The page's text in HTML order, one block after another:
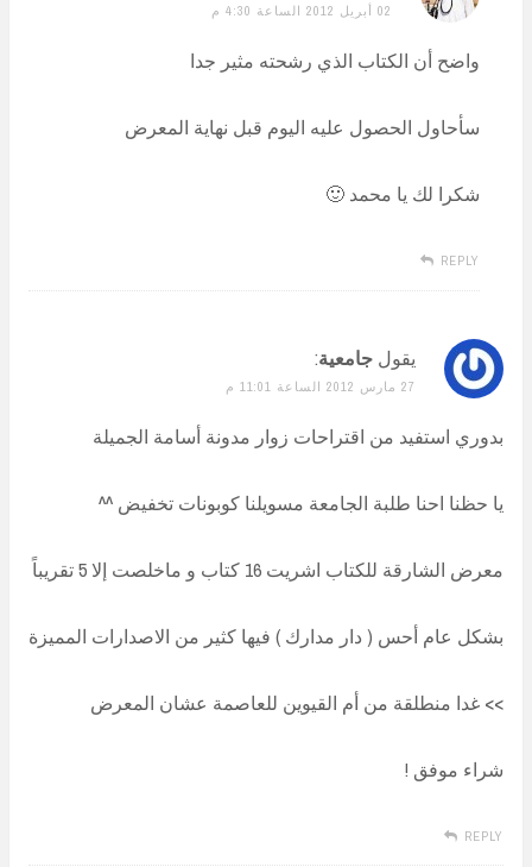
02 أبريل 2012 الساعة 4:30 م
واضح أن الكتاب الذي رشحته مثير جدا
سأحاول الحصول عليه اليوم قبل نهاية المعرض
شكرا لك يا محمد 🙂
REPLY
يقول جامعية:
27 مارس 2012 الساعة 11:01 م
بدوري استفيد من اقتراحات زوار مدونة أسامة الجميلة
يا حظنا احنا طلبة الجامعة مسويلنا كوبونات تخفيض ^^
معرض الشارقة للكتاب اشريت 16 كتاب و ماخلصت إلا 5 تقريباً
بشكل عام أحس ( دار مدارك ) فيها كثير من الاصدارات المميزة
>> غدا منطلقة من أم القيوين للعاصمة عشان المعرض
شراء موفق !
REPLY